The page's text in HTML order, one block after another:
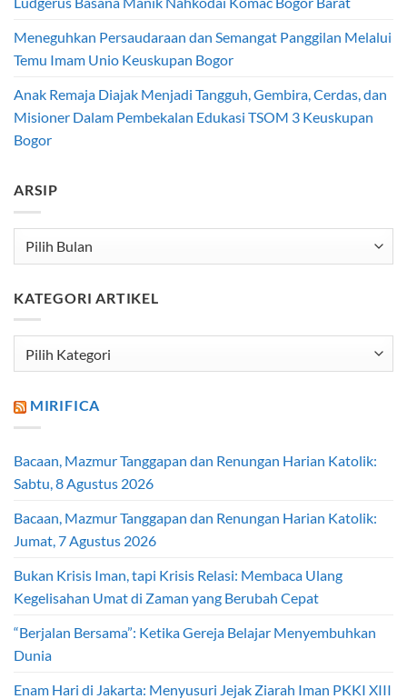
Meneguhkan Persaudaraan dan Semangat Panggilan Melalui
Temu Imam Unio Keuskupan Bogor
Anak Remaja Diajak Menjadi Tangguh, Gembira, Cerdas, dan
Misioner Dalam Pembekalan Edukasi TSOM 3 Keuskupan
Bogor
ARSIP
Arsip
KATEGORI ARTIKEL
MIRIFICA
Bacaan, Mazmur Tanggapan dan Renungan Harian Katolik:
Sabtu, 8 Agustus 2026
Bacaan, Mazmur Tanggapan dan Renungan Harian Katolik:
Jumat, 7 Agustus 2026
Bukan Krisis Iman, tapi Krisis Relasi: Membaca Ulang
Kegelisahan Umat di Zaman yang Berubah Cepat
“Berjalan Bersama”: Ketika Gereja Belajar Menyembuhkan
Dunia
Enam Hari di Jakarta: Menyusuri Jejak Ziarah Iman PKKI XIII